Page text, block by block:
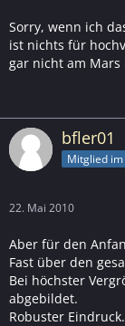
Sorry, wenn ich
ist nichts für
gar nicht am Mars
bfler01
Mitglied
22. Mai 2010
Aber für den
Fast über den
Bei höchster
abgebildet.
Robuster Eindruck.